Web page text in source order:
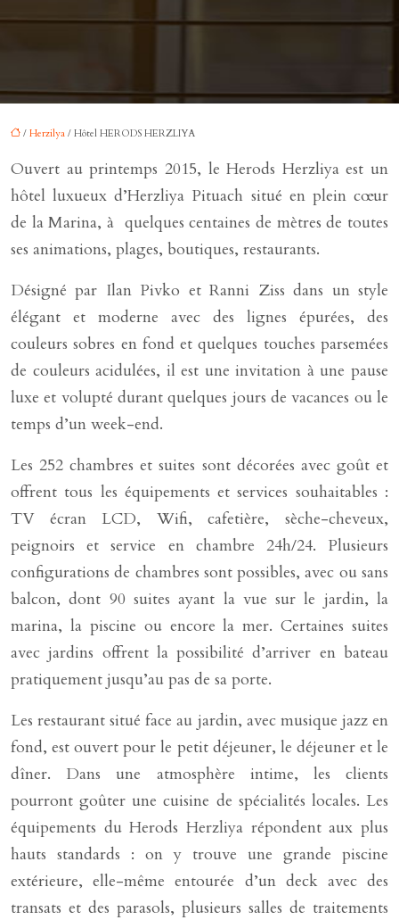
/ Herzilya / Hôtel HERODS HERZLIYA
Ouvert au printemps 2015, le Herods Herzliya est un
hôtel luxueux d’Herzliya Pituach situé en plein cœur
de la Marina, à quelques centaines de mètres de toutes
ses animations, plages, boutiques, restaurants.
Désigné par Ilan Pivko et Ranni Ziss dans un style
élégant et moderne avec des lignes épurées, des
couleurs sobres en fond et quelques touches parsemées
de couleurs acidulées, il est une invitation à une pause
luxe et volupté durant quelques jours de vacances ou le
temps d’un week-end.
Les 252 chambres et suites sont décorées avec goût et
offrent tous les équipements et services souhaitables :
TV écran LCD, Wifi, cafetière, sèche-cheveux,
peignoirs et service en chambre 24h/24. Plusieurs
configurations de chambres sont possibles, avec ou sans
balcon, dont 90 suites ayant la vue sur le jardin, la
marina, la piscine ou encore la mer. Certaines suites
avec jardins offrent la possibilité d’arriver en bateau
pratiquement jusqu’au pas de sa porte.
Les restaurant situé face au jardin, avec musique jazz en
fond, est ouvert pour le petit déjeuner, le déjeuner et le
dîner. Dans une atmosphère intime, les clients
pourront goûter une cuisine de spécialités locales. Les
équipements du Herods Herzliya répondent aux plus
hauts standards : on y trouve une grande piscine
extérieure, elle-même entourée d’un deck avec des
transats et des parasols, plusieurs salles de traitements